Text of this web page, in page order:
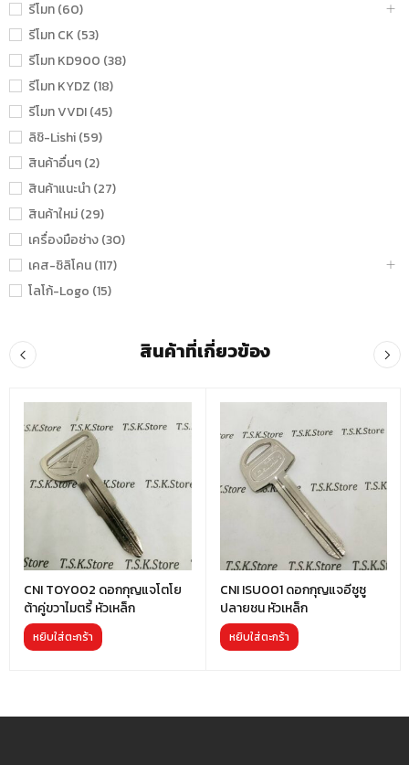
รีโมท (60)
รีโมท CK (53)
รีโมท KD900 (38)
รีโมท KYDZ (18)
รีโมท VVDI (45)
ลิชิ-Lishi (59)
สินค้าอื่นๆ (2)
สินค้าแนะนำ (27)
สินค้าใหม่ (29)
เครื่องมือช่าง (30)
เคส-ซิลิโคน (117)
โลโก้-Logo (15)
สินค้าที่เกี่ยวข้อง
CNI TOY002 ดอกกุญแจโตโย
ต้าคู่ขวาไมตรี้ หัวเหล็ก
หยิบใส่ตะกร้า
CNI ISU001 ดอกกุญแจอีซูซู
ปลายชน หัวเหล็ก
หยิบใส่ตะกร้า